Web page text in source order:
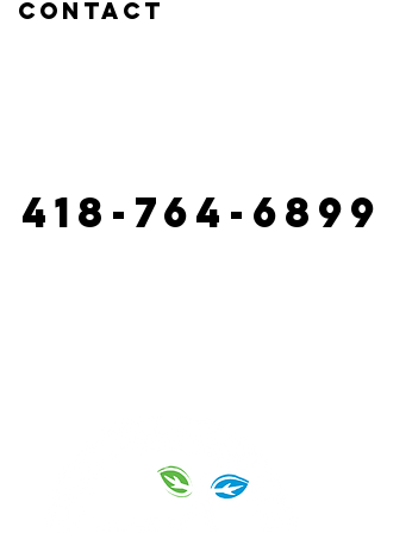
Contact
418-764-6899